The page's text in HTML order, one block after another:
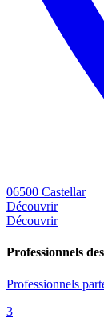
06500 Castellar
Découvrir
Découvrir
Professionnels
Professionnels
3